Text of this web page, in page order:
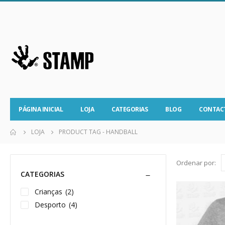
PÁGINA INICIAL LOJA CATEGORIAS BLOG
LOJA PRODUCT TAG - HANDBALL
Ordenar por:
CATEGORIAS
Crianças (2)
Desporto (4)